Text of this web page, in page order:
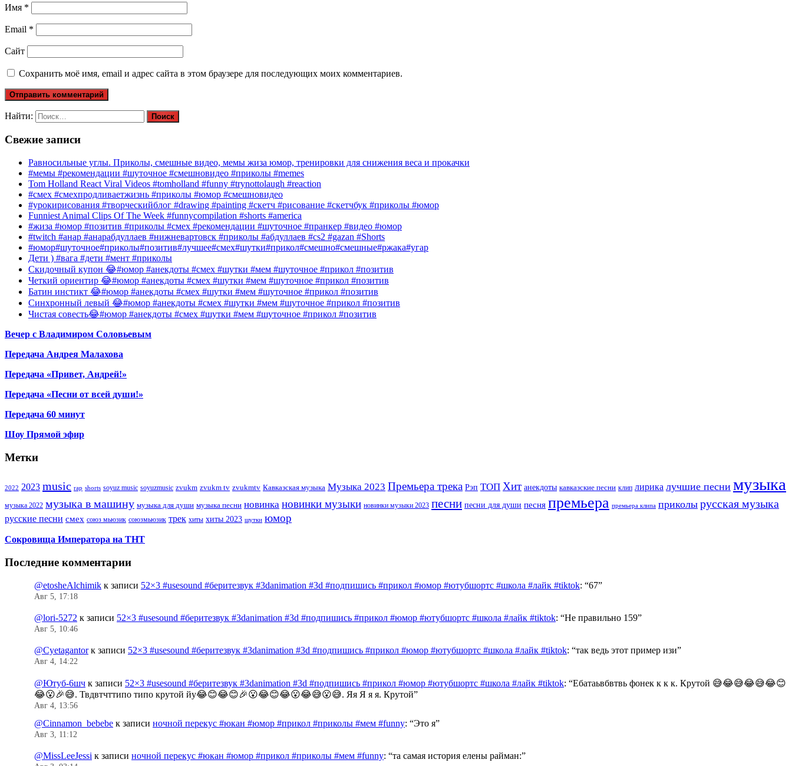
Имя *
Email *
Сайт
Сохранить моё имя, email и адрес сайта в этом браузере для последующих моих комментариев.
Найти:
Свежие записи
Равносильные углы. Приколы, смешные видео, мемы жиза юмор, тренировки для снижения веса и прокачки
#мемы #рекомендации #шуточное #смешновидео #приколы #memes
Tom Holland React Viral Videos #tomholland #funny #trynottolaugh #reaction
#смех #смехпродливаетжизнь #приколы #юмор #смешновидео
#урокирисования #творческийблог #drawing #painting #скетч #рисование #скетчбук #приколы #юмор
Funniest Animal Clips Of The Week #funnycompilation #shorts #america
#жиза #юмор #позитив #приколы #смех #рекомендации #шуточное #пранкер #видео #юмор
#twitch #анар #анарабдуллаев #нижневартовск #приколы #абдуллаев #cs2 #gazan #Shorts
#юмор#шуточное#приколы#позитив#лучшее#смех#шутки#прикол#смешно#смешные#ржака#угар
Дети ) #вага #дети #мент #приколы
Скидочный купон 😂#юмор #анекдоты #смех #шутки #мем #шуточное #прикол #позитив
Четкий ориентир 😂#юмор #анекдоты #смех #шутки #мем #шуточное #прикол #позитив
Батин инстикт 😂#юмор #анекдоты #смех #шутки #мем #шуточное #прикол #позитив
Синхронный левый 😂#юмор #анекдоты #смех #шутки #мем #шуточное #прикол #позитив
Чистая совесть😂#юмор #анекдоты #смех #шутки #мем #шуточное #прикол #позитив
Вечер с Владимиром Соловьевым
Передача Андрея Малахова
Передача «Привет, Андрей!»
Передача «Песни от всей души!»
Передача 60 минут
Шоу Прямой эфир
Метки
2022 2023 music rap shorts soyuz music soyuzmusic zvukm zvukm tv zvukmtv Кавказская музыка Музыка 2023 Премьера трека Рэп ТОП Хит анекдоты кавказские песни клип лирика лучшие песни музыка
музыка 2022 музыка в машину музыка для души музыка песни новинка новинки музыки новинки музыки 2023 песни песни для души песня премьера премьера клипа приколы русская музыка
русские песни смех союз мьюзик союзмьюзик трек хиты хиты 2023 шутки юмор
Сокровища Императора на ТНТ
Последние комментарии
@etosheAlchimik к записи 52×3 #usesound #беритезвук #3danimation #3d #подпишись #прикол #юмор #ютубшортс #школа #лайк #tiktok: “67”
Авг 5, 17:18
@lori-5272 к записи 52×3 #usesound #беритезвук #3danimation #3d #подпишись #прикол #юмор #ютубшортс #школа #лайк #tiktok: “Не правильно 159”
Авг 5, 10:46
@Cyetagantorк записи 52×3 #usesound #беритезвук #3danimation #3d #подпишись #прикол #юмор #ютубшортс #школа #лайк #tiktok: “так ведь этот пример изи”
Авг 4, 14:22
@Ютуб-6шч к записи 52×3 #usesound #беритезвук #3danimation #3d #подпишись #прикол #юмор #ютубшортс #школа #лайк #tiktok: “Ебатаьвбвтвь фонек к к к. Крутой 😅😂😅😂😅😂😊
😂😮🎉😅. Твдвтчттипо типо крутой йу😂😊😂😊🎉😮😂😊😂😮😂😅😮😅. Яя Я я я. Крутой”
Авг 4, 13:56
@Cinnamon_bebebe к записи ночной перекус #юкан #юмор #прикол #приколы #мем #funny: “Это я”
Авг 3, 11:12
@MissLeeJessi к записи ночной перекус #юкан #юмор #прикол #приколы #мем #funny: “та самая история елены райман:”